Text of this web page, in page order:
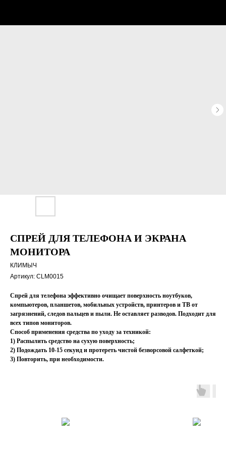
СПРЕЙ ДЛЯ ТЕЛЕФОНА И ЭКРАНА
МОНИТОРА
КЛИМЫЧ
Артикул: CLM0015
Спрей для телефона эффективно очищает поверхность ноутбуков,
компьютеров, планшетов, мобильных устройств, принтеров и ТВ от
загрязнений, следов пальцев и пыли. Не оставляет разводов. Подходит для
всех типов мониторов.
Способ применения средства по уходу за техникой:
1) Распылить средство на сухую поверхность;
2) Подождать 10-15 секунд и протереть чистой безворсовой салфеткой;
3) Повторить, при необходимости.